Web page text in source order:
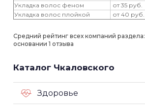
Укладка волос феном
от 35 руб.
Укладка волос плойкой
от 40 руб.
Средний рейтинг всех компаний раздела:
основании 1 отзыва
Каталог Чкаловского
Здоровье